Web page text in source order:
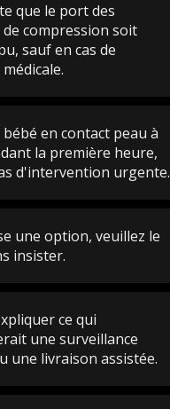
que le port des
compression soit
sauf en cas de
bébé en contact peau à
la première heure,
d'intervention urgente.
une option, veuillez le
insister.
ce qui
une surveillance
une livraison assistée.